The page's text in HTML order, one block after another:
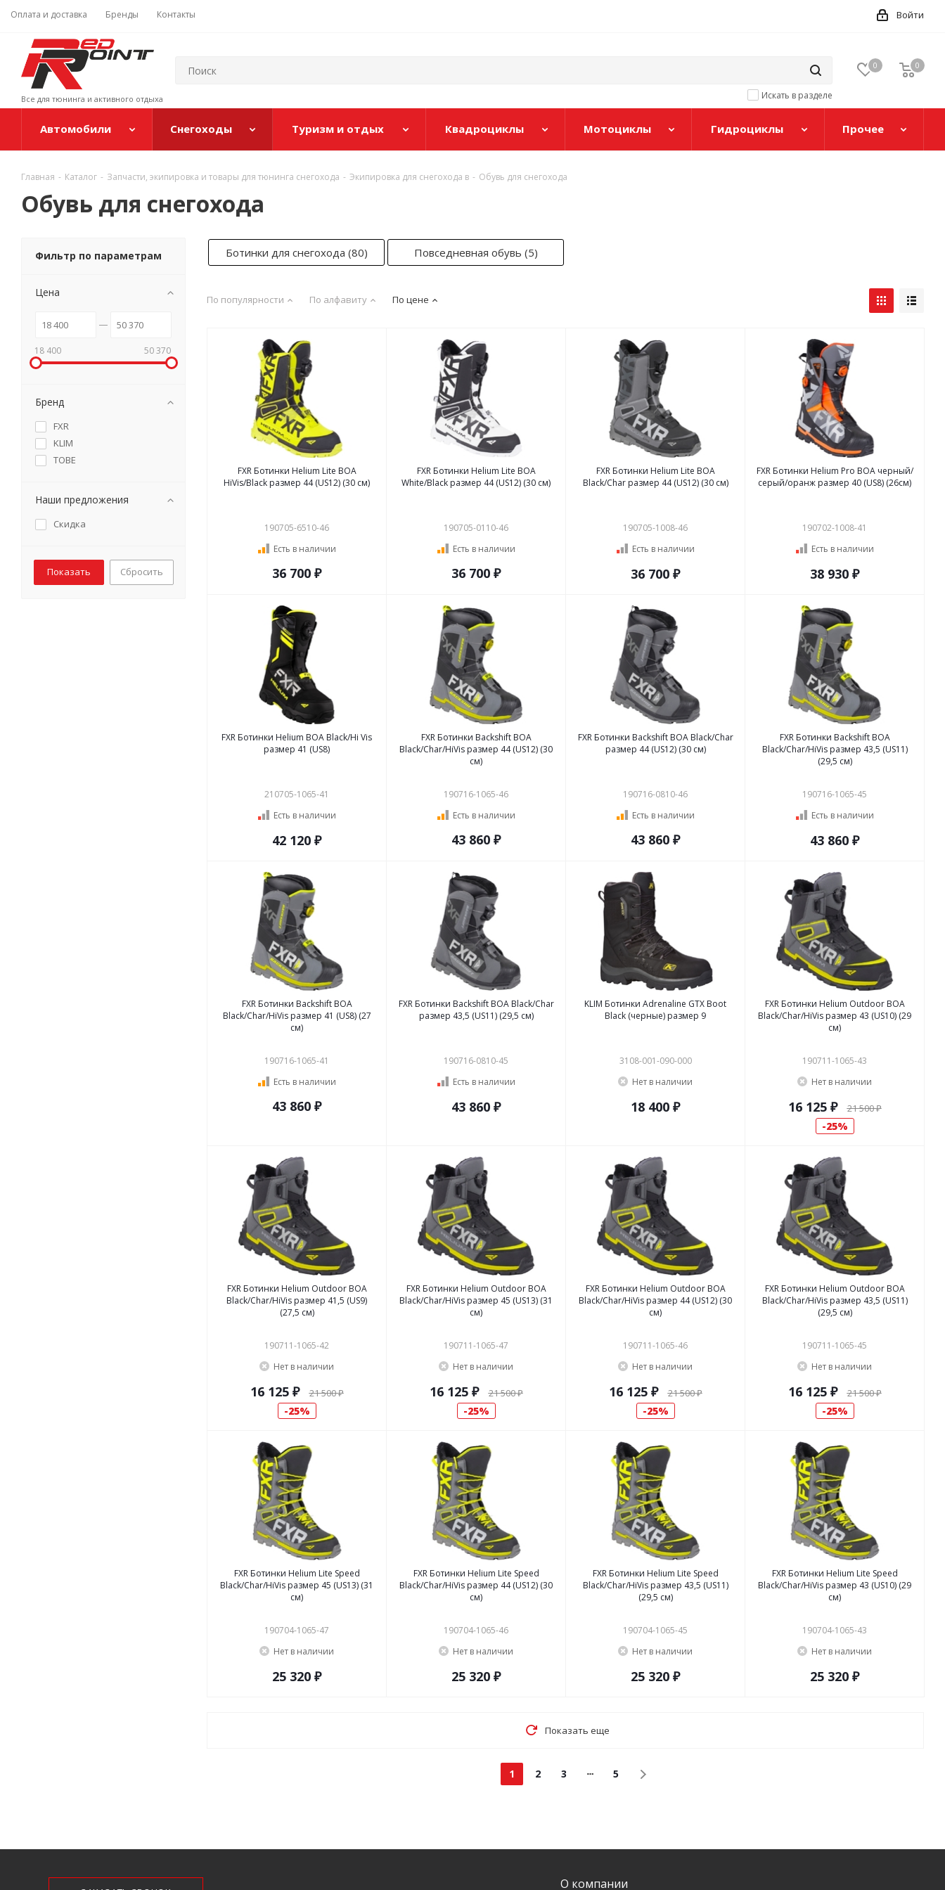
Оплата и доставка Бренды Контакты Войти
Все для тюнинга и активного отдыха Искать в разделе
0 0
Автомобили Снегоходы Туризм и отдых Квадроциклы Мотоциклы Гидроциклы Прочее
Главная - Каталог - Запчасти, экипировка и товары для тюнинга снегохода - Экипировка для снегохода в - Обувь для снегохода
Обувь для снегохода
Ботинки для снегохода (80) Повседневная обувь (5)
По популярности По алфавиту По цене
FXR Ботинки Helium Lite BOA
HiVis/Black размер 44 (US12) (30 см)
190705-6510-46
Есть в наличии
36 700 ₽
FXR Ботинки Helium Lite BOA
White/Black размер 44 (US12) (30 см)
190705-0110-46
Есть в наличии
36 700 ₽
FXR Ботинки Helium Lite BOA
Black/Char размер 44 (US12) (30 см)
190705-1008-46
Есть в наличии
36 700 ₽
FXR Ботинки Helium Pro BOA черный/
серый/оранж размер 40 (US8) (26см)
190702-1008-41
Есть в наличии
38 930 ₽
FXR Ботинки Helium BOA Black/Hi Vis
размер 41 (US8)
210705-1065-41
Есть в наличии
42 120 ₽
FXR Ботинки Backshift BOA
Black/Char/HiVis размер 44 (US12) (30
см)
190716-1065-46
Есть в наличии
43 860 ₽
FXR Ботинки Backshift BOA Black/Char
размер 44 (US12) (30 см)
190716-0810-46
Есть в наличии
43 860 ₽
FXR Ботинки Backshift BOA
Black/Char/HiVis размер 43,5 (US11)
(29,5 см)
190716-1065-45
Есть в наличии
43 860 ₽
FXR Ботинки Backshift BOA
Black/Char/HiVis размер 41 (US8) (27
см)
190716-1065-41
Есть в наличии
43 860 ₽
FXR Ботинки Backshift BOA Black/Char
размер 43,5 (US11) (29,5 см)
190716-0810-45
Есть в наличии
43 860 ₽
KLIM Ботинки Adrenaline GTX Boot
Black (черные) размер 9
3108-001-090-000
Нет в наличии
18 400 ₽
FXR Ботинки Helium Outdoor BOA
Black/Char/HiVis размер 43 (US10) (29
см)
190711-1065-43
Нет в наличии
16 125 ₽ 21 500 ₽
25%
FXR Ботинки Helium Outdoor BOA
Black/Char/HiVis размер 41,5 (US9)
(27,5 см)
190711-1065-42
Нет в наличии
16 125 ₽ 21 500 ₽
25%
FXR Ботинки Helium Outdoor BOA
Black/Char/HiVis размер 45 (US13) (31
см)
190711-1065-47
Нет в наличии
16 125 ₽ 21 500 ₽
25%
FXR Ботинки Helium Outdoor BOA
Black/Char/HiVis размер 44 (US12) (30
см)
190711-1065-46
Нет в наличии
16 125 ₽ 21 500 ₽
25%
FXR Ботинки Helium Outdoor BOA
Black/Char/HiVis размер 43,5 (US11)
(29,5 см)
190711-1065-45
Нет в наличии
16 125 ₽ 21 500 ₽
25%
FXR Ботинки Helium Lite Speed
Black/Char/HiVis размер 45 (US13) (31
см)
190704-1065-47
Нет в наличии
25 320 ₽
FXR Ботинки Helium Lite Speed
Black/Char/HiVis размер 44 (US12) (30
см)
190704-1065-46
Нет в наличии
25 320 ₽
FXR Ботинки Helium Lite Speed
Black/Char/HiVis размер 43,5 (US11)
(29,5 см)
190704-1065-45
Нет в наличии
25 320 ₽
FXR Ботинки Helium Lite Speed
Black/Char/HiVis размер 43 (US10) (29
см)
190704-1065-43
Нет в наличии
25 320 ₽
Показать еще
1 2 3 5
Фильтр по параметрам
Цена
18 400 50 370
Бренд
FXR
KLIM
TOBE
Наши предложения
Скидка
Сбросить
О компании